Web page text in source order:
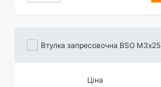
Втулка запресовочна BSO М3х25
Ціна